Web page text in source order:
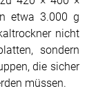
etwa 3.000 g
nicht
sondern
die sicher
müssen.